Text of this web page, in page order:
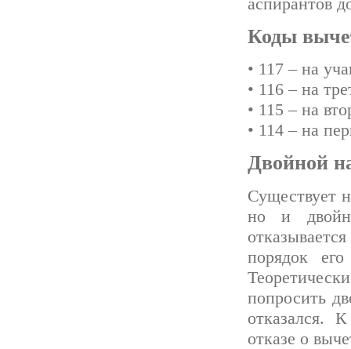
Коды
• 117 – на
• 116 – на
• 115 – на
• 114 – на
Двойной
Существует
но и
порядок
попросить
отказался.
отказе о